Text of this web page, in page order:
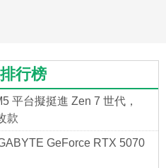
行榜
平台擬挺進 Zen 7 世代，
款
GeForce RTX 5070